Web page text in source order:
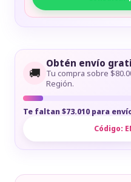
🚚
Obtén envío
Tu compra sobre
Región.
Te faltan $73.010 para
Código: